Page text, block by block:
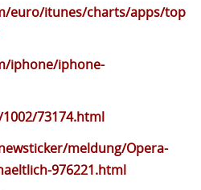
euro/itunes/charts/apps/top
iphone/iphone-
73174.html
meldung/Opera-
976221.html